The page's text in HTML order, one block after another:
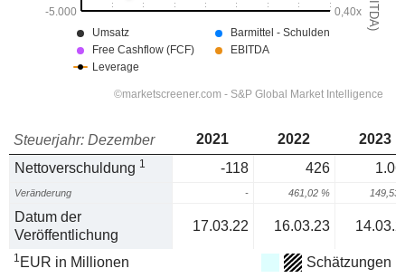
Steuerjahr: Dezember 2021 2022
2023
Nettoverschuldung 1 -118 426
Veränderung - 461,02 % 149,53
Datum der
Veröffentlichung
17.03.22 16.03.23
1 EUR in Millionen Schätzungen